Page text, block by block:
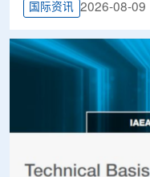
国际资讯 2026-08-09